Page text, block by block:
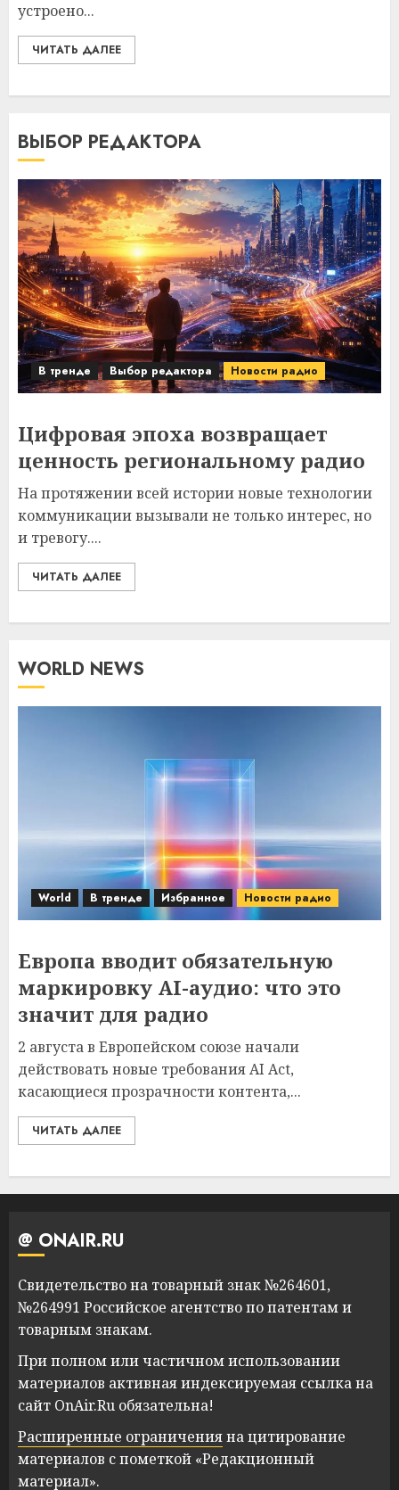
устроено...
ЧИТАТЬ ДАЛЕЕ
ВЫБОР РЕДАКТОРА
В тренде Выбор редактора Новости радио
Цифровая эпоха возвращает
ценность региональному радио
На протяжении всей истории новые технологии
коммуникации вызывали не только интерес, но
и тревогу....
ЧИТАТЬ ДАЛЕЕ
WORLD NEWS
World В тренде Избранное Новости радио
Европа вводит обязательную
маркировку AI-аудио: что это
значит для радио
2 августа в Европейском союзе начали
действовать новые требования AI Act,
касающиеся прозрачности контента,...
ЧИТАТЬ ДАЛЕЕ
@ ONAIR.RU
Свидетельство на товарный знак №264601,
№264991 Российское агентство по патентам и
товарным знакам.
При полном или частичном использовании
материалов активная индексируемая ссылка на
сайт OnAir.Ru обязательна!
Расширенные ограниченияна цитирование
материалов с пометкой «Редакционный
материал».